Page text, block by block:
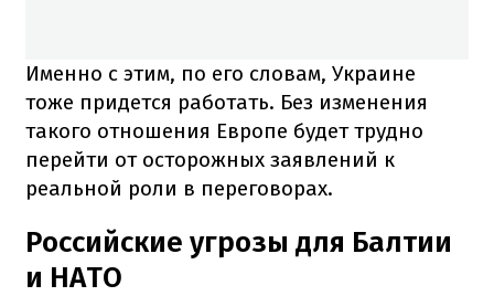
Именно с этим, по его словам, Украине
тоже придется работать. Без изменения
такого отношения Европе будет трудно
перейти от осторожных заявлений к
реальной роли в переговорах.
Российские угрозы для Балтии
и НАТО